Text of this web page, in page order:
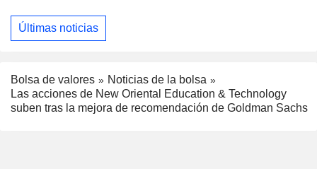
Últimas noticias
Bolsa de valores
Noticias de la bolsa
Las acciones de New Oriental Education & Technology
suben tras la mejora de recomendación de Goldman Sachs